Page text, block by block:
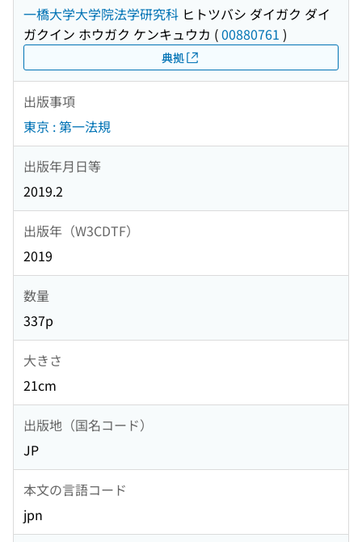
一橋大学大学院法学研究科 ヒトツバシ ダイガク ダイ
ガクイン ホウガク ケンキュウカ (00880761 )
典拠
出版事項
東京 : 第一法規
出版年月日等
2019.2
出版年（W3CDTF）
2019
数量
337p
大きさ
21cm
出版地（国名コード）
JP
本文の言語コード
jpn